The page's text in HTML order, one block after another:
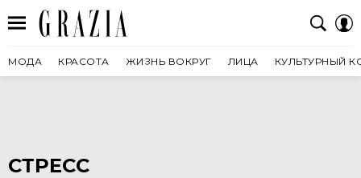
МОДА КРАСОТА ЖИЗНЬ ВОКРУГ ЛИЦА КУЛЬТУРНЫЙ
СТРЕСС